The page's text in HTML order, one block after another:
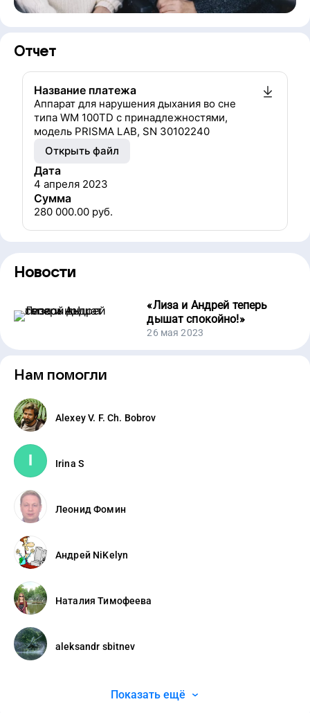
Отчет
Название платежа
Аппарат для нарушения дыхания во сне
типа WM 100TD c принадлежностями,
модель PRISMA LAB, SN 30102240
Открыть файл
Дата
4 апреля 2023
Сумма
280 000.00 руб.
Новости
«Лиза и Андрей теперь
дышат спокойно!»
26 мая 2023
Нам помогли
Alexey V. F. Ch. Bobrov
Irina S
Леонид Фомин
Андрей NiKelyn
Наталия Тимофеева
aleksandr sbitnev
Показать ещё